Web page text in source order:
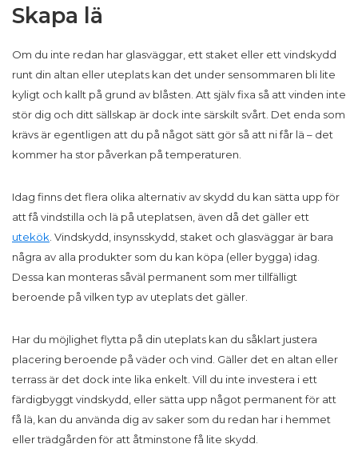
Skapa lä
Om du inte redan har glasväggar, ett staket eller ett vindskydd
runt din altan eller uteplats kan det under sensommaren bli lite
kyligt och kallt på grund av blåsten. Att själv fixa så att vinden inte
stör dig och ditt sällskap är dock inte särskilt svårt. Det enda som
krävs är egentligen att du på något sätt gör så att ni får lä – det
kommer ha stor påverkan på temperaturen.
Idag finns det flera olika alternativ av skydd du kan sätta upp för
att få vindstilla och lä på uteplatsen, även då det gäller ett
utekök . Vindskydd, insynsskydd, staket och glasväggar är bara
några av alla produkter som du kan köpa (eller bygga) idag.
Dessa kan monteras såväl permanent som mer tillfälligt
beroende på vilken typ av uteplats det gäller.
Har du möjlighet flytta på din uteplats kan du såklart justera
placering beroende på väder och vind. Gäller det en altan eller
terrass är det dock inte lika enkelt. Vill du inte investera i ett
färdigbyggt vindskydd, eller sätta upp något permanent för att
få lä, kan du använda dig av saker som du redan har i hemmet
eller trädgården för att åtminstone få lite skydd.